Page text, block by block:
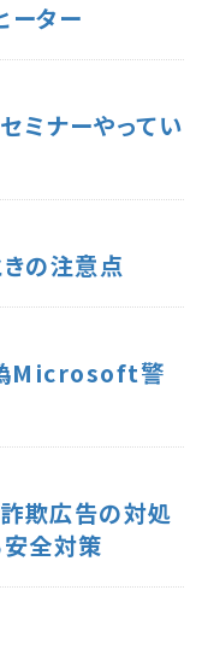
ーター
ミナーやってい
の注意点
偽Microsoft警
詐欺広告の対処
全対策